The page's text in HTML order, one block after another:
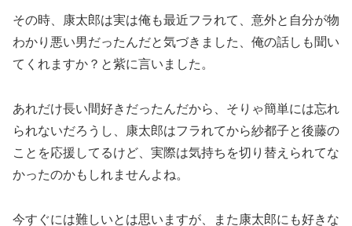
その時、康太郎は実は俺も最近フラれて、意外と自分が物
わかり悪い男だったんだと気づきました、俺の話しも聞い
てくれますか？と紫に言いました。
あれだけ長い間好きだったんだから、そりゃ簡単には忘れ
られないだろうし、康太郎はフラれてから紗都子と後藤の
ことを応援してるけど、実際は気持ちを切り替えられてな
かったのかもしれませんよね。
今すぐには難しいとは思いますが、また康太郎にも好きな